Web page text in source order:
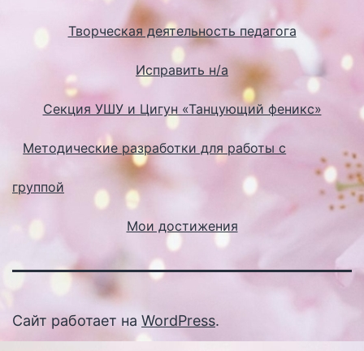
Творческая деятельность педагога
Исправить н/а
Секция УШУ и Цигун «Танцующий феникс»
Методические разработки для работы с
группой
Мои достижения
Сайт работает на WordPress.